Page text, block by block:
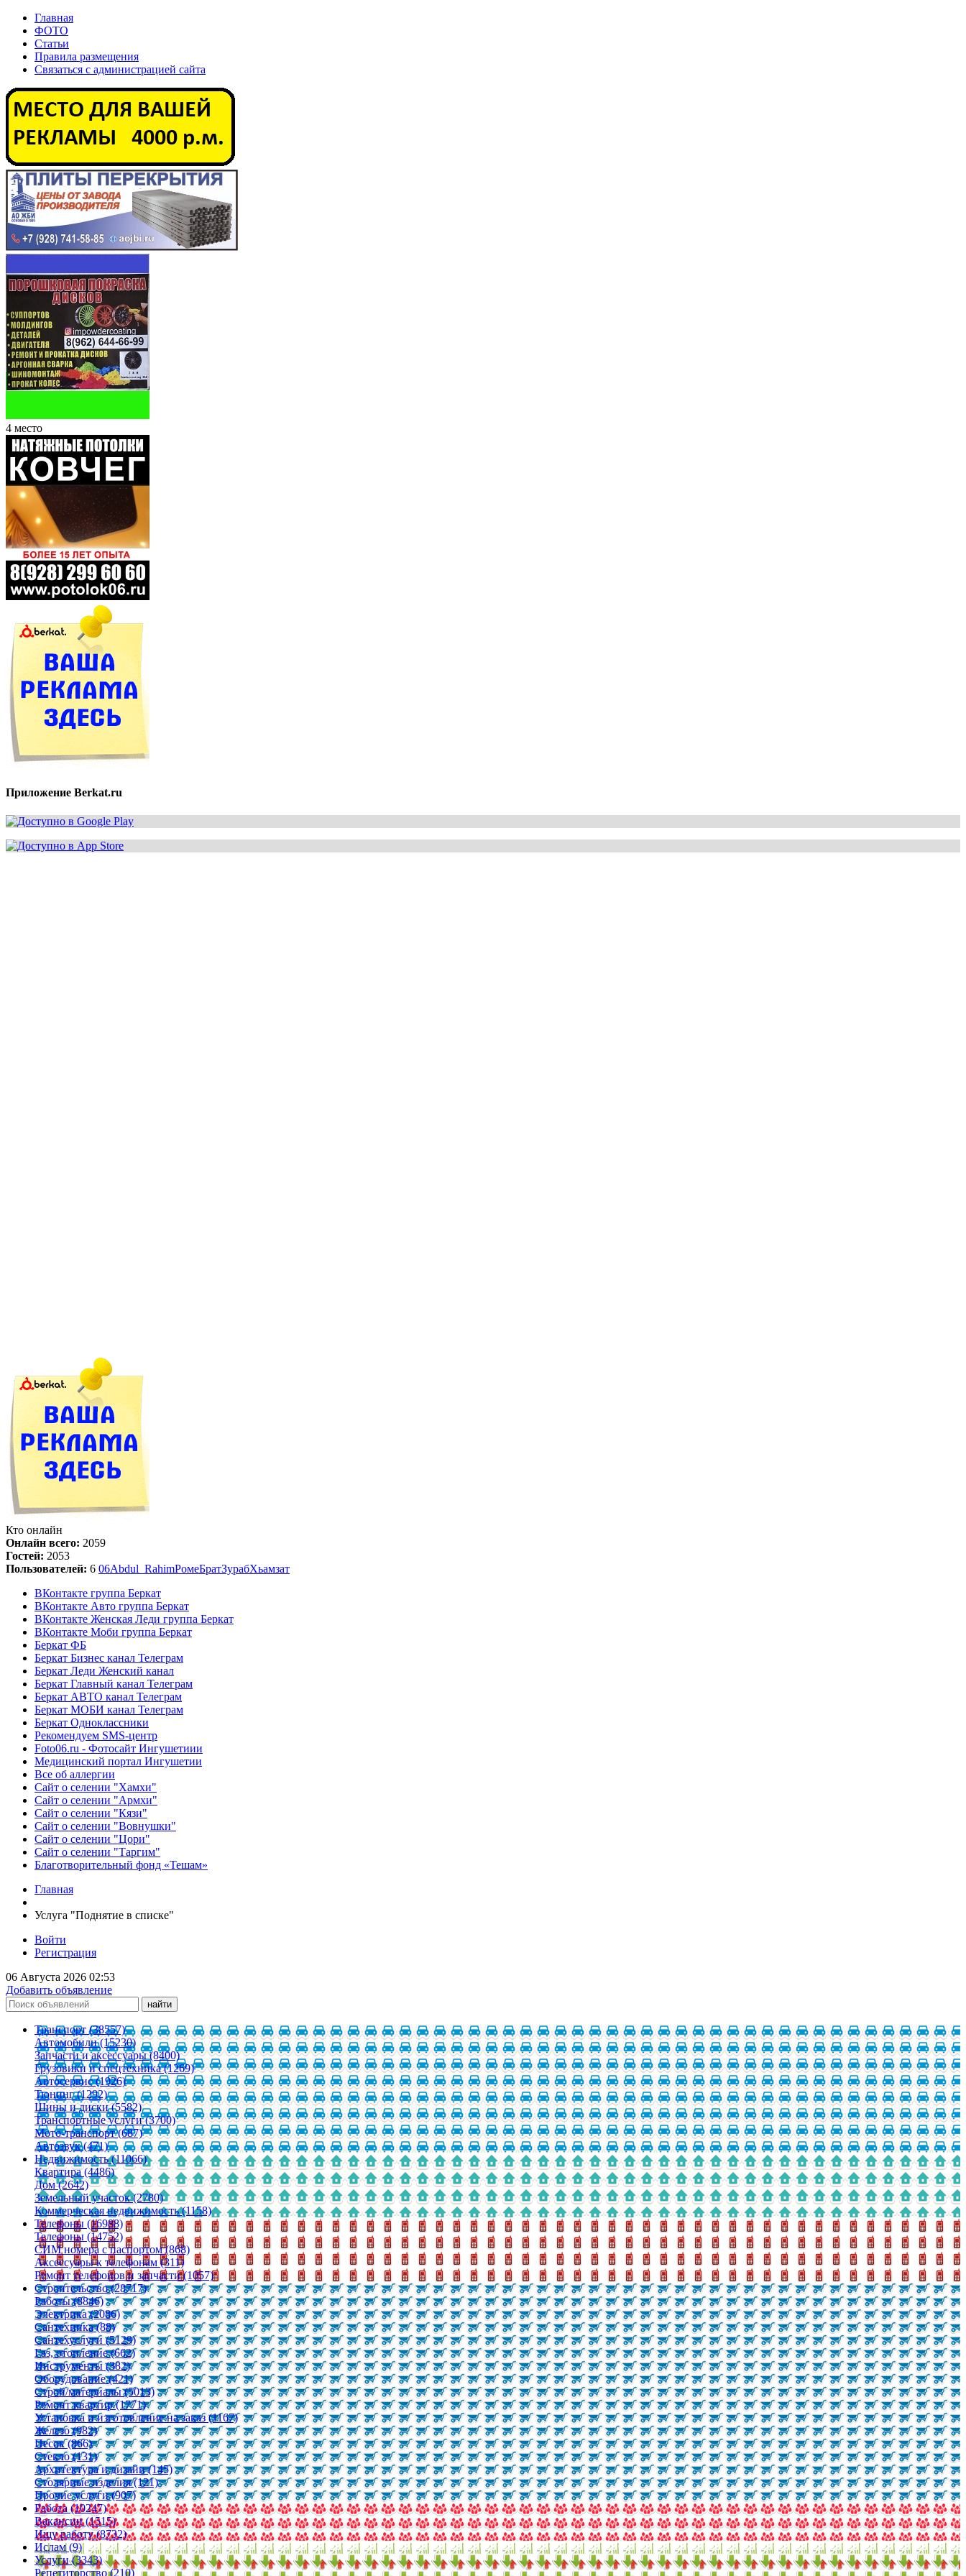
Главная
ФОТО
Статьи
Правила размещения
Связаться с администрацией сайта
4 место
Приложение Berkat.ru
Кто онлайн
Онлайн всего: 2059
Гостей: 2053
Пользователей: 6 06Abdul_RahimРомеБратЗурабХьамзат
ВКонтакте группа Беркат
ВКонтакте Авто группа Беркат
ВКонтакте Женская Леди группа Беркат
ВКонтакте Моби группа Беркат
Беркат ФБ
Беркат Бизнес канал Телеграм
Беркат Леди Женский канал
Беркат Главный канал Телеграм
Беркат АВТО канал Телеграм
Беркат МОБИ канал Телеграм
Беркат Одноклассники
Рекомендуем SMS-центр
Foto06.ru - Фотосайт Ингушетиии
Медицинский портал Ингушетии
Все об аллергии
Сайт о селении "Хамхи"
Сайт о селении "Армхи"
Сайт о селении "Кязи"
Сайт о селении "Вовнушки"
Сайт о селении "Цори"
Сайт о селении "Таргим"
Благотворительный фонд «Тешам»
Главная
Услуга "Поднятие в списке"
Войти
Регистрация
06 Августа 2026 02:53
Добавить объявление
Транспорт (38557)
Автомобили (15230)
Запчасти и аксессуары (8400)
Грузовики и спецтехника (1269)
Автосервис (1926)
Тюнинг (1292)
Шины и диски (5582)
Транспортные услуги (3700)
Мото-транспорт (687)
Автозвук (471)
Недвижимость (11066)
Квартира (4486)
Дом (2642)
Земельный участок (2780)
Коммерческая недвижимость (1158)
Телефоны (16988)
Телефоны (14752)
СИМ номера с паспортом (868)
Аксессуары к телефонам (311)
Ремонт телефонов и запчасти (1057)
Строительство (28717)
Работы (8846)
Электрика (2086)
Сантехника (88)
Сантехуслуги (5129)
Газ, отопление (662)
Инструменты (382)
Оборудование (421)
Строй/материалы (5013)
Ремонт квартир (1771)
Установка и изготовление на заказ (1167)
Железо (982)
Песок (866)
Стекло (131)
Архитектура и дизайн (145)
Столярные изделия (121)
Прочие услуги (907)
Работа (10247)
Вакансии (1515)
Ищу работу (8732)
Ислам (9)
Услуги (3343)
Репетиторство (210)